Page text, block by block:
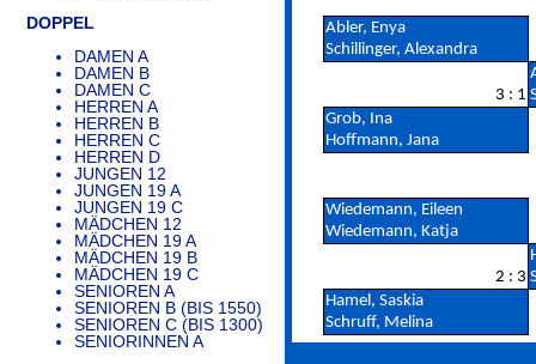
DOPPEL
DAMEN A
DAMEN B
DAMEN C
HERREN A
HERREN B
HERREN C
HERREN D
JUNGEN 12
JUNGEN 19 A
JUNGEN 19 C
MÄDCHEN 12
MÄDCHEN 19 A
MÄDCHEN 19 B
MÄDCHEN 19 C
SENIOREN A
SENIOREN B (BIS 1550)
SENIOREN C (BIS 1300)
SENIORINNEN A
Abler, Enya
Schillinger, Alexandra
3 : 1
Grob, Ina
Hoffmann, Jana
Wiedemann, Eileen
Wiedemann, Katja
2 : 3
Hamel, Saskia
Schruff, Melina